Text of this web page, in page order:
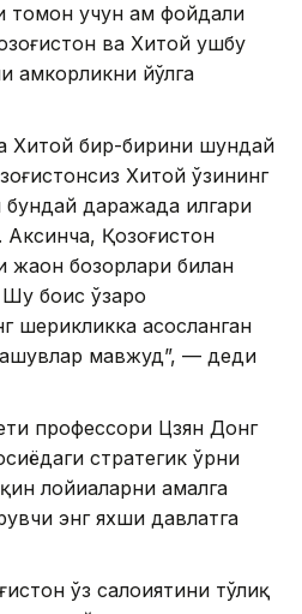
томон учун ҳам фойдали
ва Хитой ушбу
ҳамкорликни йўлга
Хитой бир-бирини шундай
Хитой ўзининг
бундай даражада илгари
Аксинча, Қозоғистон
бозорлари билан
боис ўзаро
шерикликка асосланган
мавжуд”, — деди
профессори Цзян Донг
стратегик ўрни
лойиҳаларни амалга
энг яхши давлатга
ўз салоҳиятини тўлиқ